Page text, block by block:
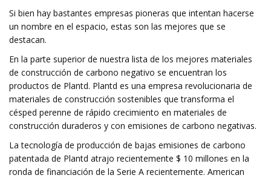
Si bien hay bastantes empresas pioneras que intentan hacerse
un nombre en el espacio, estas son las mejores que se
destacan.
En la parte superior de nuestra lista de los mejores materiales
de construcción de carbono negativo se encuentran los
productos de Plantd. Plantd es una empresa revolucionaria de
materiales de construcción sostenibles que transforma el
césped perenne de rápido crecimiento en materiales de
construcción duraderos y con emisiones de carbono negativas.
La tecnología de producción de bajas emisiones de carbono
patentada de Plantd atrajo recientemente $ 10 millones en la
ronda de financiación de la Serie A recientemente. American